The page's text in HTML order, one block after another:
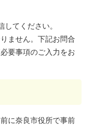
てください。
ません。下記お問合
要事項のご入力をお
に奈良市役所で事前